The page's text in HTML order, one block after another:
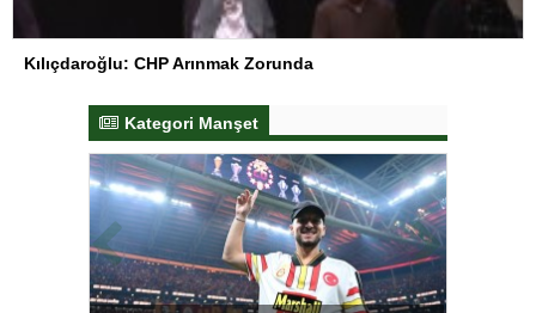
Kılıçdaroğlu: CHP Arınmak Zorunda
Kategori Manşet